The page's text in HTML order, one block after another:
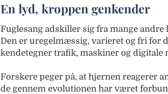
En lyd, kroppen genkender
Fuglesang adskiller sig fra mange
Den er uregelmæssig, varieret og fri for
kendetegner trafik, maskiner og digitale
Forskere peger på, at hjernen reagerer
de gennem evolutionen har været